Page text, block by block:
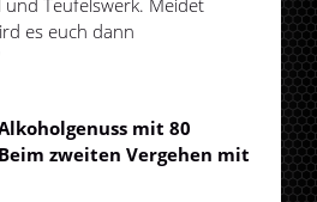
Teufelswerk. Meidet
es euch dann
mit 80
zweiten Vergehen mit